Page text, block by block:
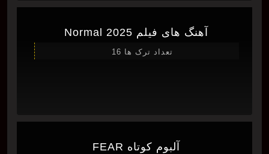
آهنگ های فیلم Normal 2025
تعداد ترک ها 16
آلبوم کوتاه FEAR